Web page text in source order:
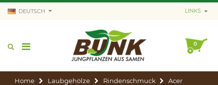
DEUTSCH LINKS
0
Home Laubgehölze Rindenschmuck
Acer